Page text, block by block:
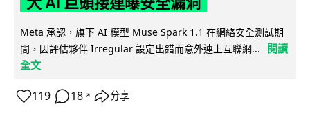
Meta 承認，旗下 AI 模型 Muse Spark 1.1 在網絡安全測試期
間，因評估夥伴 Irregular 設定出錯而意外連上互聯網...
閱讀
全文
119 18 ↗ 分享